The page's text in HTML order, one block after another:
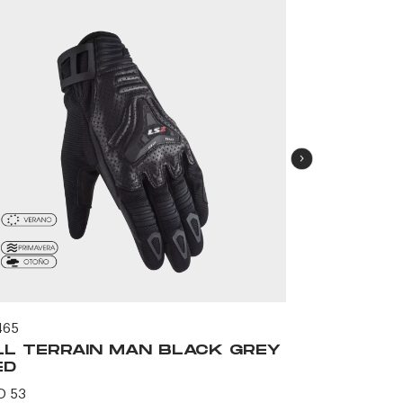
TERRAIN MAN BLACK GREY
53